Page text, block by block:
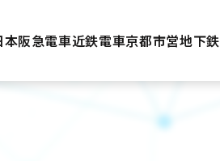
本阪急電車近鉄電車京都市営地下鉄